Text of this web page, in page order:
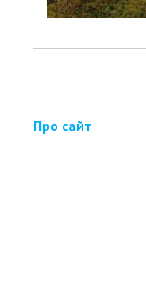
Про сайт